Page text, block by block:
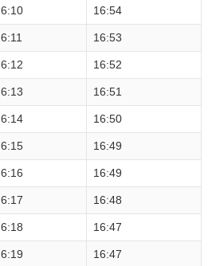
6:10 16:54
6:11 16:53
6:12 16:52
6:13 16:51
6:14 16:50
6:15 16:49
6:16 16:49
6:17 16:48
6:18 16:47
6:19 16:47